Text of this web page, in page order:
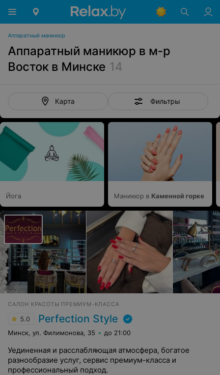
Аппаратный маникюр
Аппаратный маникюр в м-р
Восток в Минске 14
Карта Фильтры
Йога Маникюр в Каменной горке
САЛОН КРАСОТЫ ПРЕМИУМ-КЛАССА
5.0 Perfection Style
Минск, ул. Филимонова, 35 до 21:00
Уединенная и расслабляющая атмосфера, богатое
разнообразие услуг, сервис премиум-класса и
профессиональный подход.